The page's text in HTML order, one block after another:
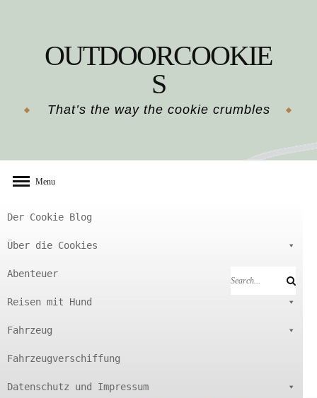
OUTDOORCOOKIE
S
That’s the way the cookie crumbles
Menu
Der Cookie Blog
Über die Cookies
Abenteuer
Reisen mit Hund
Fahrzeug
Fahrzeugverschiffung
Datenschutz und Impressum
Search
Search